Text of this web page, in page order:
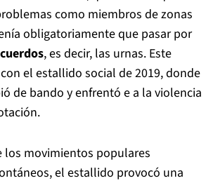
como miembros de zonas
obligatoriamente que pasar por
, es decir, las urnas. Este
el estallido social de 2019, donde
de bando y enfrentó e a la violencia
los movimientos populares
el estallido provocó una